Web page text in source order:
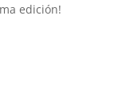
edición!